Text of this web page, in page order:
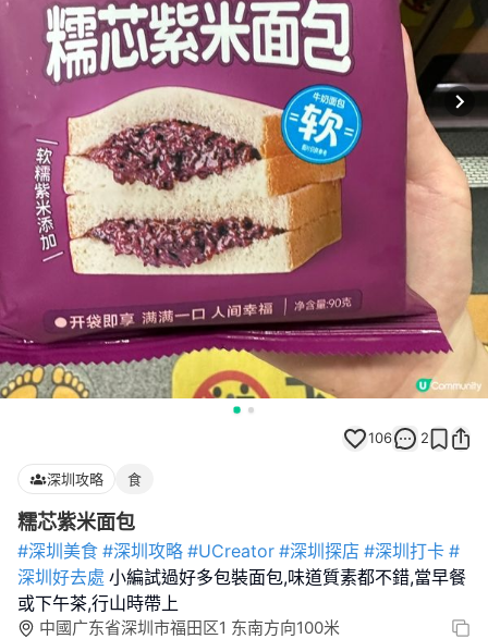
106 2
深圳攻略 食
糯芯紫米面包
#深圳美食 #深圳攻略 #UCreator #深圳探店 #深圳打卡 #
深圳好去處 小編試過好多包裝面包,味道質素都不錯,當早餐
或下午茶,行山時帶上
中國广东省深圳市福田区1 东南方向100米